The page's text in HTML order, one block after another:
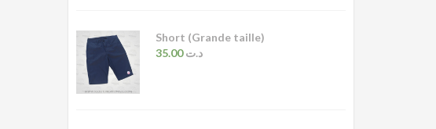
Short (Grande taille)
35.00د.ت